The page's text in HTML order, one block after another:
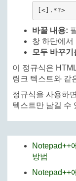
[<].*?>
바꿀 내용:
창 하단에서
모두 바꾸기
이 정규식은
링크 텍스트와 같
정규식을 사용하
텍스트만 남길 수
Notepad++
방법
Notepad++